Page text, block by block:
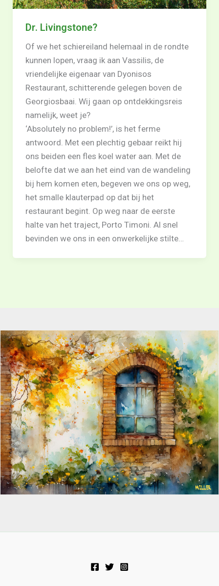
Dr. Livingstone?
Of we het schiereiland helemaal in de rondte
kunnen lopen, vraag ik aan Vassilis, de
vriendelijke eigenaar van Dyonisos
Restaurant, schitterende gelegen boven de
Georgiosbaai. Wij gaan op ontdekkingsreis
namelijk, weet je?
‘Absolutely no problem!’, is het ferme
antwoord. Met een plechtig gebaar reikt hij
ons beiden een fles koel water aan. Met de
belofte dat we aan het eind van de wandeling
bij hem komen eten, begeven we ons op weg,
het smalle klauterpad op dat bij het
restaurant begint. Op weg naar de eerste
halte van het traject, Porto Timoni. Al snel
bevinden we ons in een onwerkelijke stilte…